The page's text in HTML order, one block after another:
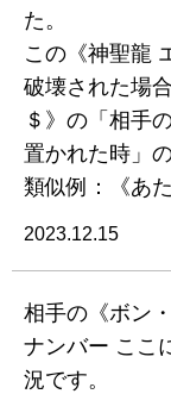
た。
この《神聖龍
破壊された場
＄》の「相手
置かれた時」
類似例：《あ
2023.12.15
相手の《ボン
ナンバー ここ
況です。